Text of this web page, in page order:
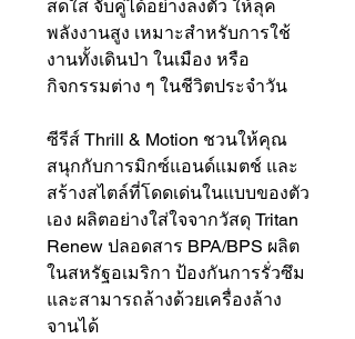
สดใส จับคู่ได้อย่างลงตัว ให้ลุค
พลังงานสูง เหมาะสำหรับการใช้
งานทั้งเดินป่า ในเมือง หรือ
กิจกรรมต่าง ๆ ในชีวิตประจำวัน
ซีรีส์ Thrill & Motion ชวนให้คุณ
สนุกกับการมิกซ์แอนด์แมตช์ และ
สร้างสไตล์ที่โดดเด่นในแบบของตัว
เอง ผลิตอย่างใส่ใจจากวัสดุ Tritan
Renew ปลอดสาร BPA/BPS ผลิต
ในสหรัฐอเมริกา ป้องกันการรั่วซึม
และสามารถล้างด้วยเครื่องล้าง
จานได้